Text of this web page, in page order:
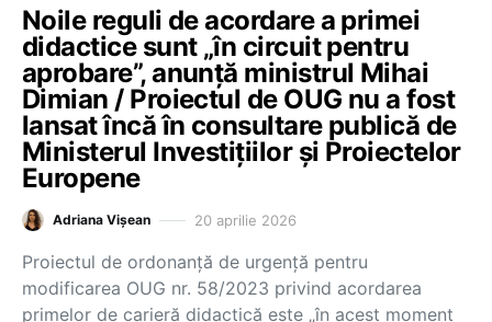
Noile reguli de acordare a primei
didactice sunt „în circuit pentru
aprobare”, anunță ministrul Mihai
Dimian / Proiectul de OUG nu a fost
lansat încă în consultare publică de
Ministerul Investițiilor și Proiectelor
Europene
Adriana Vișean 20 aprilie 2026
Proiectul de ordonanță de urgență pentru
modificarea OUG nr. 58/2023 privind acordarea
primelor de carieră didactică este „în acest moment